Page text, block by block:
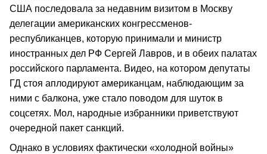
США последовала за недавним визитом в Москву
делегации американских конгрессменов-
республиканцев, которую принимали и министр
иностранных дел РФ Сергей Лавров, и в обеих палатах
российского парламента. Видео, на котором депутаты
ГД стоя аплодируют американцам, наблюдающим за
ними с балкона, уже стало поводом для шуток в
соцсетях. Мол, народные избранники приветствуют
очередной пакет санкций.
Однако в условиях фактически «холодной войны»